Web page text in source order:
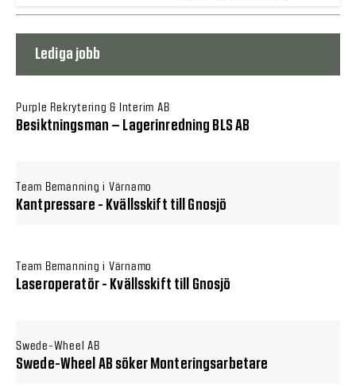
Lediga jobb
Purple Rekrytering & Interim AB
Besiktningsman – Lagerinredning BLS AB
Team Bemanning i Värnamo
Kantpressare - Kvällsskift till Gnosjö
Team Bemanning i Värnamo
Laseroperatör - Kvällsskift till Gnosjö
Swede-Wheel AB
Swede-Wheel AB söker Monteringsarbetare